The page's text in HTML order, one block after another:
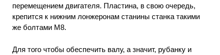
перемещением двигателя. Пластина, в свою очередь,
крепится к нижним лонжеронам станины станка такими
же болтами М8.
Для того чтобы обеспечить валу, а значит, рубанку и